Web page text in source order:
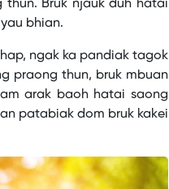
Bruk njauk duh hatai
bhian.
ngak ka pandiak tagok
praong thun, bruk mbuan
arak baoh hatai saong
patabiak dom bruk kakei